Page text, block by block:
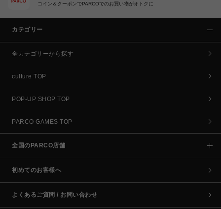
コイン＆クーポンでPARCOでのお買い物がオトクに
カテゴリー
全カテゴリーから探す
culture TOP
POP-UP SHOP TOP
PARCO GAMES TOP
全国のPARCO店舗
初めてのお客様へ
よくあるご質問 / お問い合わせ